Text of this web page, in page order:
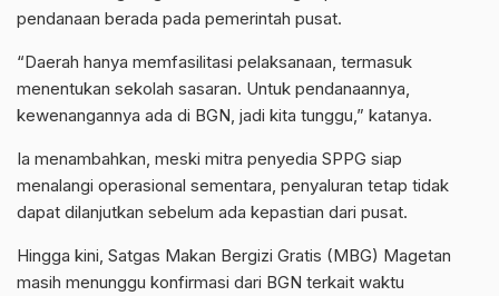
pendanaan berada pada pemerintah pusat.
“Daerah hanya memfasilitasi pelaksanaan, termasuk
menentukan sekolah sasaran. Untuk pendanaannya,
kewenangannya ada di BGN, jadi kita tunggu,” katanya.
Ia menambahkan, meski mitra penyedia SPPG siap
menalangi operasional sementara, penyaluran tetap tidak
dapat dilanjutkan sebelum ada kepastian dari pusat.
Hingga kini, Satgas Makan Bergizi Gratis (MBG) Magetan
masih menunggu konfirmasi dari BGN terkait waktu